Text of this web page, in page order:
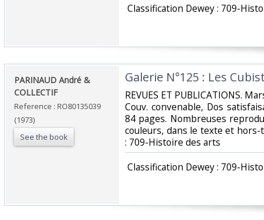
Classification Dewey : 709-
‎PARINAUD André &
COLLECTIF‎
Reference : RO80135039
(1973)
See the book
‎Galerie N°125 : Les
‎REVUES ET PUBLICATIONS.
Couv. convenable, Dos
84 pages. Nombreuses
couleurs, dans le texte et hors-
: 709-Histoire des arts‎
Classification Dewey : 709-